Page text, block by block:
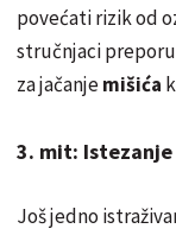
povećati rizik od
stručnjaci
za jačanjemišića
3. mit: Istezanje
Još jedno